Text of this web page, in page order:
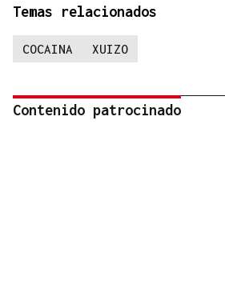
Temas relacionados
COCAINA XUIZO
Contenido patrocinado